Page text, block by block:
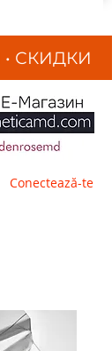
• СКИДКИ
Conectează-te